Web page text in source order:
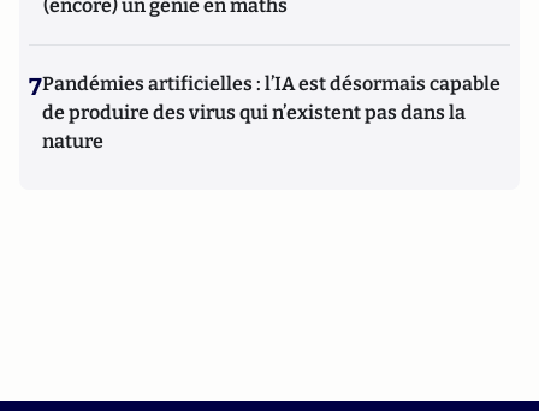
(encore) un génie en maths
7Pandémies artificielles : l’IA est désormais capable
de produire des virus qui n’existent pas dans la
nature